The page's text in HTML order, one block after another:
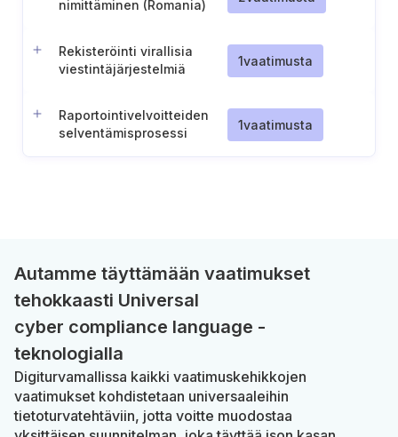
nimittäminen (Romania)
Rekisteröinti virallisia
viestintäjärjestelmiä
1vaatimusta
Raportointivelvoitteiden
selventämisprosessi
1vaatimusta
Autamme täyttämään vaatimukset
tehokkaasti Universal
cyber compliance language -
teknologialla
Digiturvamallissa kaikki vaatimuskehikkojen
vaatimukset kohdistetaan universaaleihin
tietoturvatehtäviin, jotta voitte muodostaa